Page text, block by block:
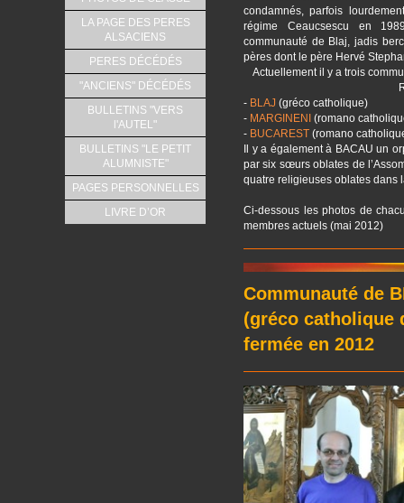
LA PAGE DES PERES
ALSACIENS
PERES DÉCÉDÉS
"ANCIENS" DÉCÉDÉS
BULLETINS "VERS
l'AUTEL"
BULLETINS "LE PETIT
ALUMNISTE"
PAGES PERSONNELLES
LIVRE D’OR
condamnés, parfois
régime Ceaucsescu en
communauté de Blaj, jadis
pères dont le père Hervé
Actuellement il y a trois
- BLAJ (gréco catholique)
- MARGINENI (romano
- BUCAREST (romano
Il y a également à BACAU un
par six sœurs oblates de
quatre religieuses oblates dans
Ci-dessous les photos de
membres actuels (mai 2012)
Communauté de
(gréco catholique
fermée en 2012